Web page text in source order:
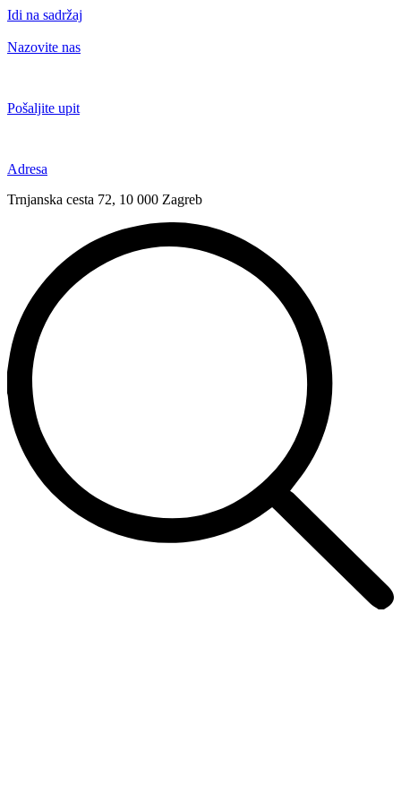
Idi na sadržaj
Nazovite nas
Pošaljite upit
Adresa
Trnjanska cesta 72, 10 000 Zagreb